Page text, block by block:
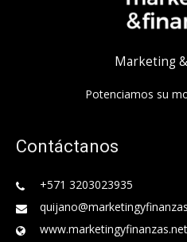
Marketing
Potenciamos su
Contáctanos
+571 3203023935
www.marketingyfinanzas.net